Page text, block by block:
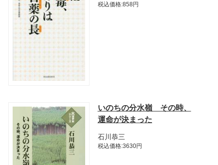
税込価格:858円
いのちの分水嶺 その時、
運命が決まった
石川恭三
税込価格:3630円